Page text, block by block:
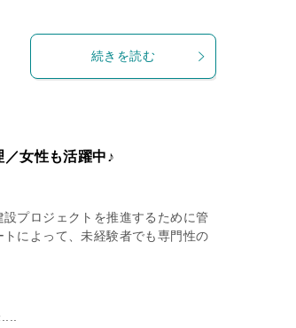
続きを読む
／女性も活躍中♪
プロジェクトを推進するために管
によって、未経験者でも専門性の